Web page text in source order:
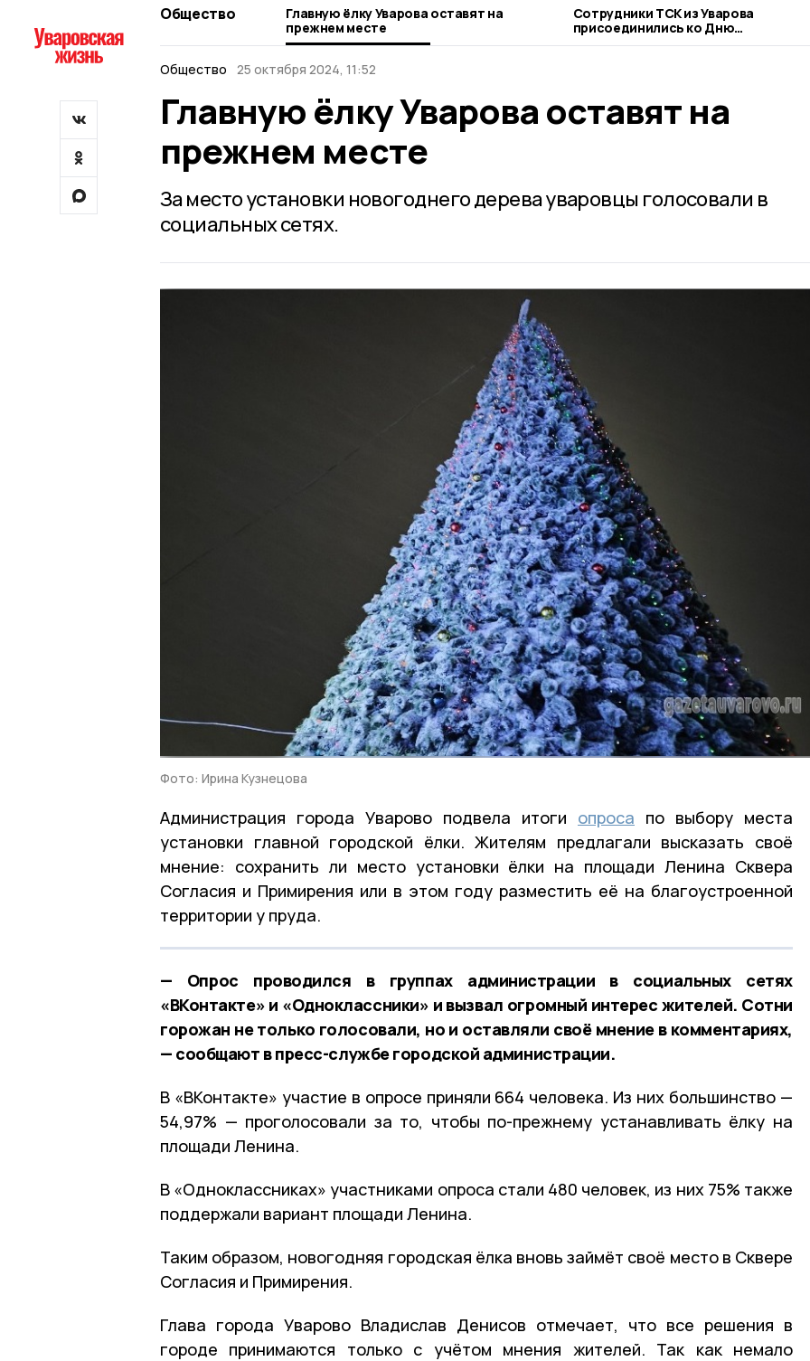
Общество
Главную ёлку Уварова оставят на
прежнем месте
Сотрудники ТСК из Уварова
присоединились ко Дню
благотворительного труда
Общество 25 октября 2024, 11:52
Главную ёлку Уварова оставят на
прежнем месте
За место установки новогоднего дерева уваровцы голосовали в
социальных сетях.
Фото: Ирина Кузнецова
Администрация города Уварово подвела итоги опроса по выбору места
установки главной городской ёлки. Жителям предлагали высказать своё
мнение: сохранить ли место установки ёлки на площади Ленина Сквера
Согласия и Примирения или в этом году разместить её на благоустроенной
территории у пруда.
— Опрос проводился в группах администрации в социальных сетях
«ВКонтакте» и «Одноклассники» и вызвал огромный интерес жителей. Сотни
горожан не только голосовали, но и оставляли своё мнение в комментариях,
— сообщают в пресс-службе городской администрации.
В «ВКонтакте» участие в опросе приняли 664 человека. Из них большинство —
54,97% — проголосовали за то, чтобы по-прежнему устанавливать ёлку на
площади Ленина.
В «Одноклассниках» участниками опроса стали 480 человек, из них 75% также
поддержали вариант площади Ленина.
Таким образом, новогодняя городская ёлка вновь займёт своё место в Сквере
Согласия и Примирения.
Глава города Уварово Владислав Денисов отмечает, что все решения в
городе принимаются только с учётом мнения жителей. Так как немало